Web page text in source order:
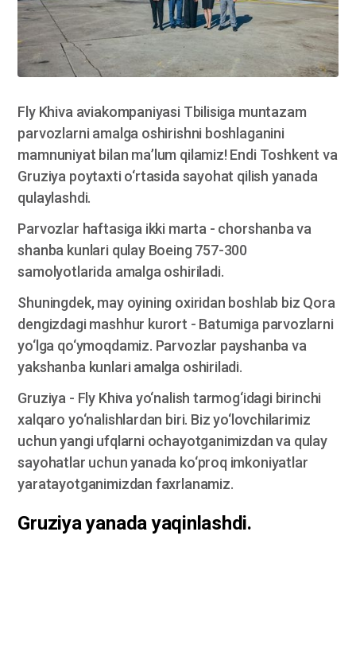
Gruziya yanada yaqinlashdi.
Fly Khiva aviakompaniyasi Tbilisiga muntazam
parvozlarni amalga oshirishni boshlaganini
mamnuniyat bilan ma’lum qilamiz! Endi Toshkent va
Gruziya poytaxti o‘rtasida sayohat qilish yanada
qulaylashdi.
Parvozlar haftasiga ikki marta - chorshanba va
shanba kunlari qulay Boeing 757-300
samolyotlarida amalga oshiriladi.
Shuningdek, may oyining oxiridan boshlab biz Qora
dengizdagi mashhur kurort - Batumiga parvozlarni
yo‘lga qo‘ymoqdamiz. Parvozlar payshanba va
yakshanba kunlari amalga oshiriladi.
Gruziya - Fly Khiva yo‘nalish tarmog‘idagi birinchi
xalqaro yo‘nalishlardan biri. Biz yo‘lovchilarimiz
uchun yangi ufqlarni ochayotganimizdan va qulay
sayohatlar uchun yanada ko‘proq imkoniyatlar
yaratayotganimizdan faxrlanamiz.